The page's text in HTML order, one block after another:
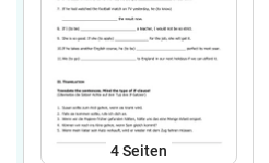
4Seiten